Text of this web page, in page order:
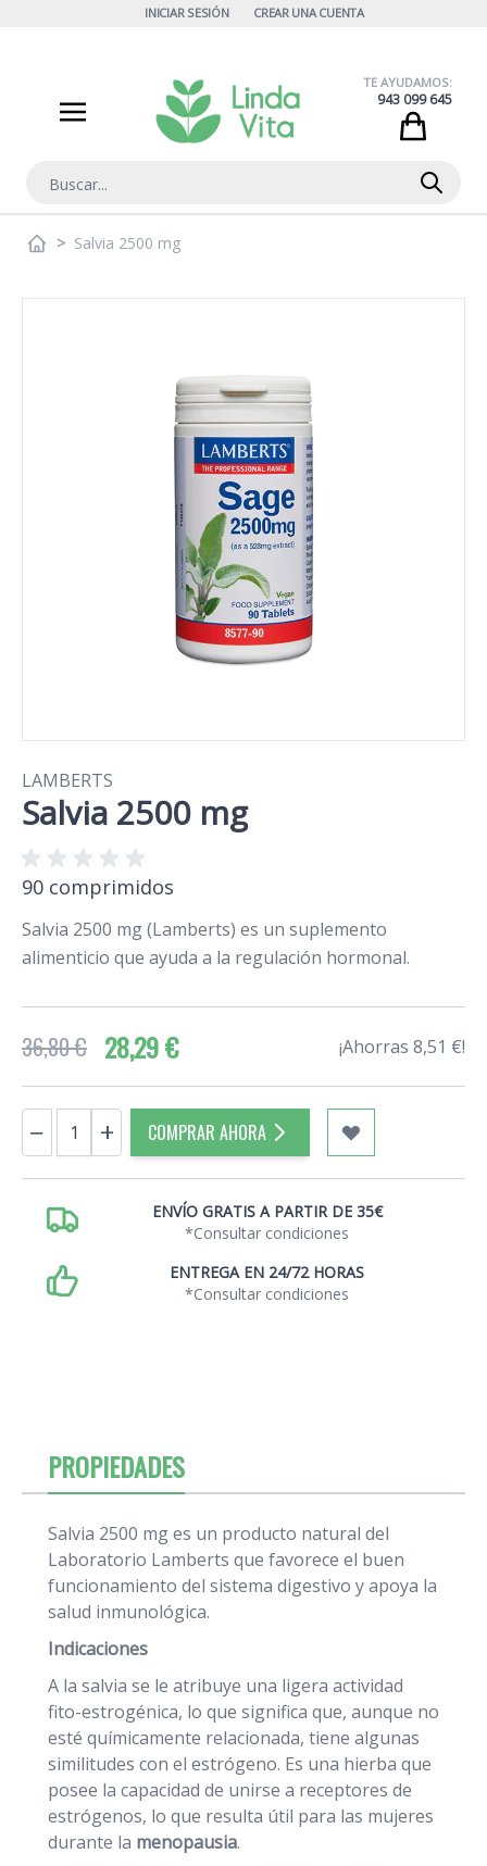
INICIAR SESIÓN CREAR UNA CUENTA
Buscar
TE AYUDAMOS:
943 099 645
> Salvia 2500 mg
LAMBERTS
Salvia 2500 mg
90 comprimidos
Salvia 2500 mg (Lamberts) es un suplemento
alimenticio que ayuda a la regulación hormonal.
36,80 € 28,29 € ¡Ahorras 8,51 €!
Cantidad
− + COMPRAR AHORA
ENVÍO GRATIS A PARTIR DE 35€
*Consultar condiciones
ENTREGA EN 24/72 HORAS
*Consultar condiciones
PROPIEDADES
Salvia 2500 mg es un producto natural del
Laboratorio Lamberts que favorece el buen
funcionamiento del sistema digestivo y apoya la
salud inmunológica.
Indicaciones
A la salvia se le atribuye una ligera actividad
fito-estrogénica, lo que significa que, aunque no
esté químicamente relacionada, tiene algunas
similitudes con el estrógeno. Es una hierba que
posee la capacidad de unirse a receptores de
estrógenos, lo que resulta útil para las mujeres
durante la menopausia.